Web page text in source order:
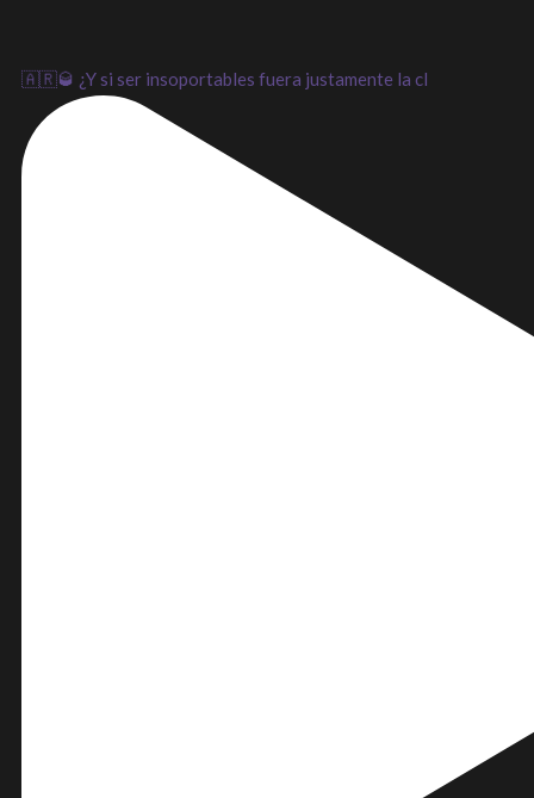
🇦🇷🥃 ¿Y si ser insoportables fuera justamente la cl